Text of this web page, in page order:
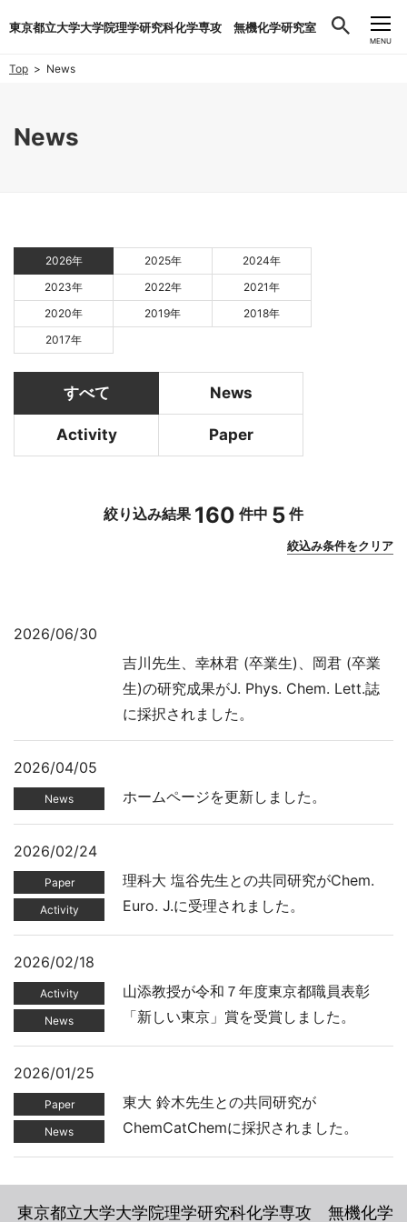
CLOSE
MENU
Top News
News
2026年 2025年
2024年
2023年
2022年
2021年
2020年
2019年
2018年
2017年
すべて News
Activity Paper
絞込み条件をクリア
絞り込み結果 160 件中 5 件
2026/06/30
吉川先生、幸林君 (卒業生)、岡君 (卒業
生)の研究成果がJ. Phys. Chem. Lett.誌
に採択されました。
2026/04/05
News ホームページを更新しました。
2026/02/24
Paper
Activity
理科大 塩谷先生との共同研究がChem.
Euro. J.に受理されました。
2026/02/18
Activity
News
山添教授が令和７年度東京都職員表彰
「新しい東京」賞を受賞しました。
2026/01/25
Paper
News
東大 鈴木先生との共同研究が
ChemCatChemに採択されました。
東京都立大学大学院理学研究科化学専攻 無機化学
東京都立大学大学院理学研究科化学専攻 無機化学研究室